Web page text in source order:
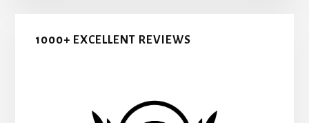
1000+ EXCELLENT REVIEWS